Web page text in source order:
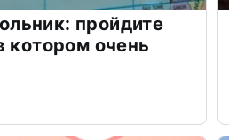
пройдите
котором очень